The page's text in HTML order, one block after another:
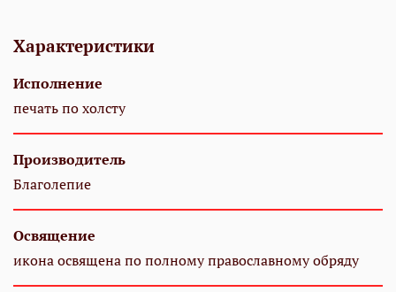
Характеристики
Исполнение
печать по холсту
Производитель
Благолепие
Освящение
икона освящена по полному православному обряду